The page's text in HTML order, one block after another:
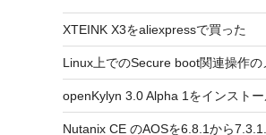
XTEINK X3をaliexpressで買った
Linux上でのSecure boot関連操作の
openKylyn 3.0 Alpha 1をインスト
Nutanix CE のAOSを6.8.1から